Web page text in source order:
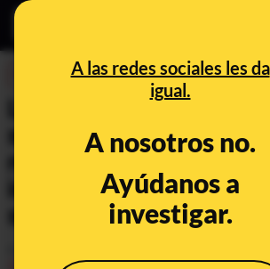
A las redes sociales les da
igual.
A nosotros no.
Ayúdanos a
investigar.
La teoría de la
sostiene que Lady Di
reencarnado en uno
integrantes de la banda
surcoreana de ‘K-pop’